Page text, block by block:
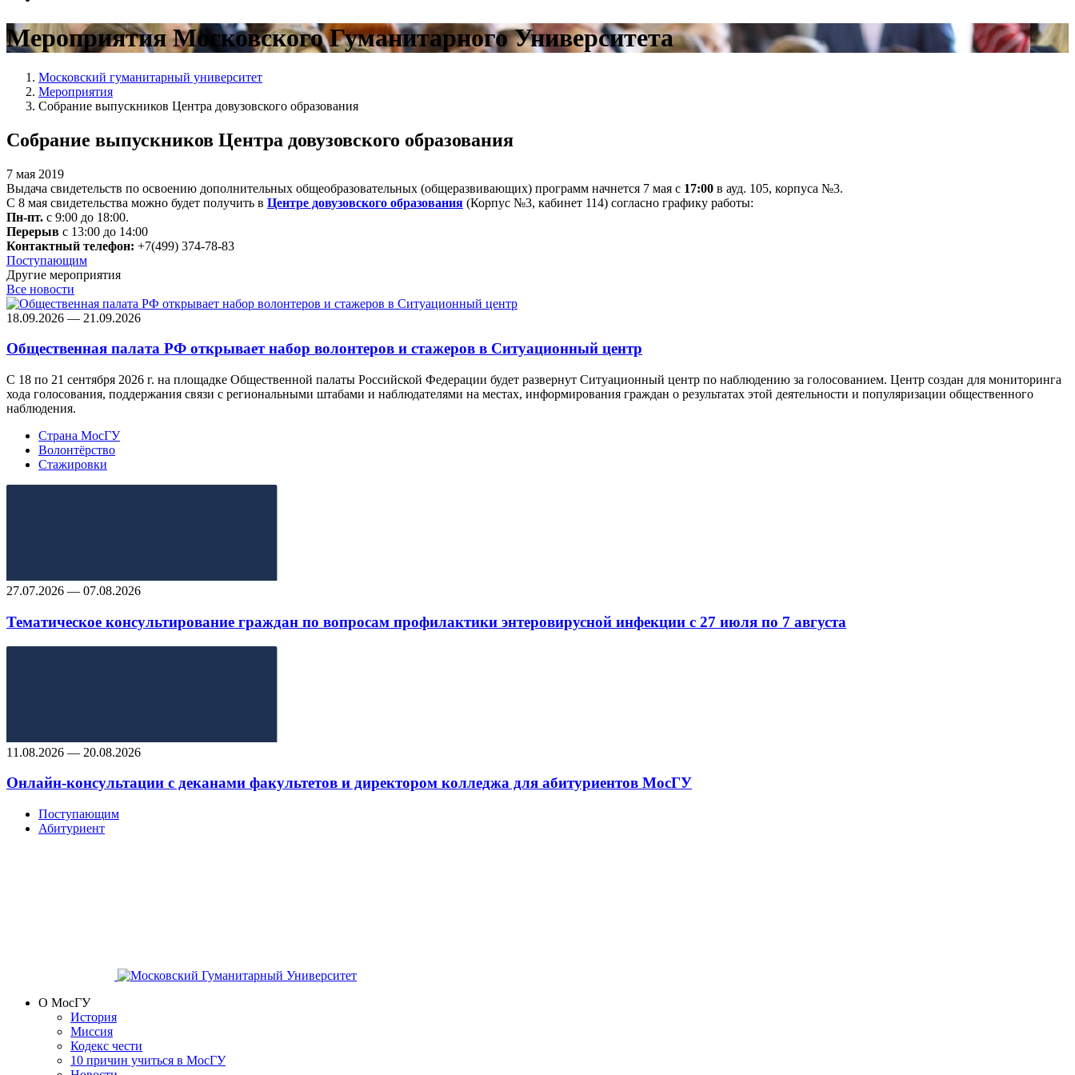
Мероприятия Московского Гуманитарного Университета
Московский гуманитарный университет
Мероприятия
Собрание выпускников Центра довузовского образования
Собрание выпускников Центра довузовского образования
7 мая 2019
Выдача свидетельств по освоению дополнительных общеобразовательных (общеразвивающих) программ начнется 7 мая с 17:00 в ауд. 105, корпуса №3.
С 8 мая свидетельства можно будет получить в Центре довузовского образования (Корпус №3, кабинет 114) согласно графику работы:
Пн-пт. с 9:00 до 18:00.
Перерыв с 13:00 до 14:00
Контактный телефон: +7(499) 374-78-83
Поступающим
Другие мероприятия
Все новости
18.09.2026 — 21.09.2026
Общественная палата РФ открывает набор волонтеров и стажеров в Ситуационный центр
С 18 по 21 сентября 2026 г. на площадке Общественной палаты Российской Федерации будет развернут Ситуационный центр по наблюдению за голосованием. Центр создан для мониторинга
хода голосования, поддержания связи с региональными штабами и наблюдателями на местах, информирования граждан о результатах этой деятельности и популяризации общественного
наблюдения.
Страна МосГУ
Волонтёрство
Стажировки
27.07.2026 — 07.08.2026
Тематическое консультирование граждан по вопросам профилактики энтеровирусной инфекции с 27 июля по 7 августа
11.08.2026 — 20.08.2026
Онлайн-консультации с деканами факультетов и директором колледжа для абитуриентов МосГУ
Поступающим
Абитуриент
О МосГУ
История
Миссия
Кодекс чести
10 причин учиться в МосГУ